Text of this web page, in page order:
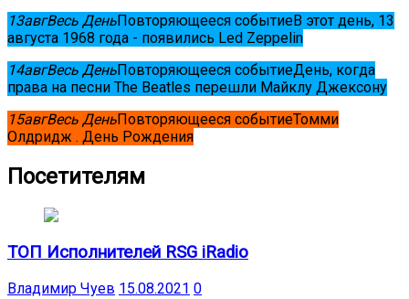
13авгВесь ДеньПовторяющееся событиеВ этот день, 13
августа 1968 года - появились Led Zeppelin
14авгВесь ДеньПовторяющееся событиеДень, когда
права на песни The Beatles перешли Майклу Джексону
15авгВесь ДеньПовторяющееся событиеТомми
Олдридж . День Рождения
Посетителям
ТОП Исполнителей RSG iRadio
Владимир Чуев 15.08.2021 0